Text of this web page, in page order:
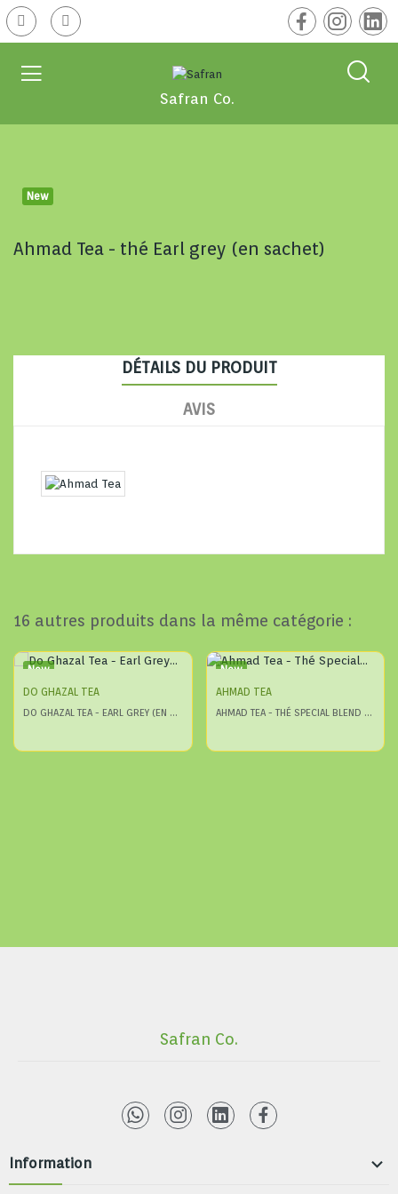
Safran Co.
New
Ahmad Tea - thé Earl grey (en sachet)
DÉTAILS DU PRODUIT
AVIS
16 autres produits dans la même catégorie :
New
DO GHAZAL TEA
DO GHAZAL TEA - EARL GREY (EN SACHET)
New
AHMAD TEA
AHMAD TEA - THÉ SPECIAL BLEND (EN VRAC)
Safran Co.
Information 